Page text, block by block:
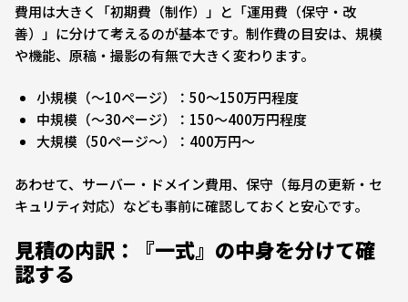
費用は大きく「初期費（制作）」と「運用費（保守・改
善）」に分けて考えるのが基本です。制作費の目安は、規模
や機能、原稿・撮影の有無で大きく変わります。
小規模（〜10ページ）：50〜150万円程度
中規模（〜30ページ）：150〜400万円程度
大規模（50ページ〜）：400万円〜
あわせて、サーバー・ドメイン費用、保守（毎月の更新・セ
キュリティ対応）なども事前に確認しておくと安心です。
見積の内訳：『一式』の中身を分けて確
認する